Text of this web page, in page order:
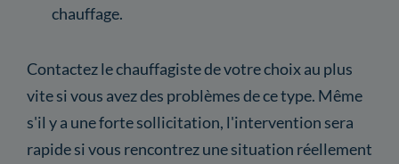
chauffage.
Contactez le chauffagiste de votre choix au plus
vite si vous avez des problèmes de ce type. Même
s'il y a une forte sollicitation, l'intervention sera
rapide si vous rencontrez une situation réellement